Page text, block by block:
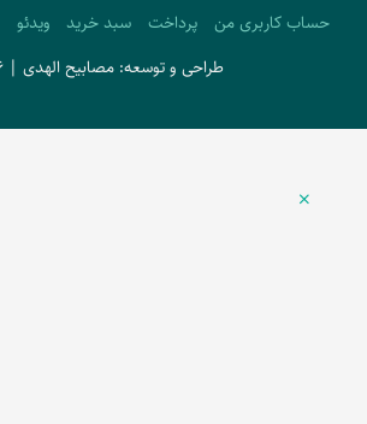
حساب کاربری من پرداخت سبد خرید ویدئو
طراحی و توسعه: مصابیح الهدی | 2026